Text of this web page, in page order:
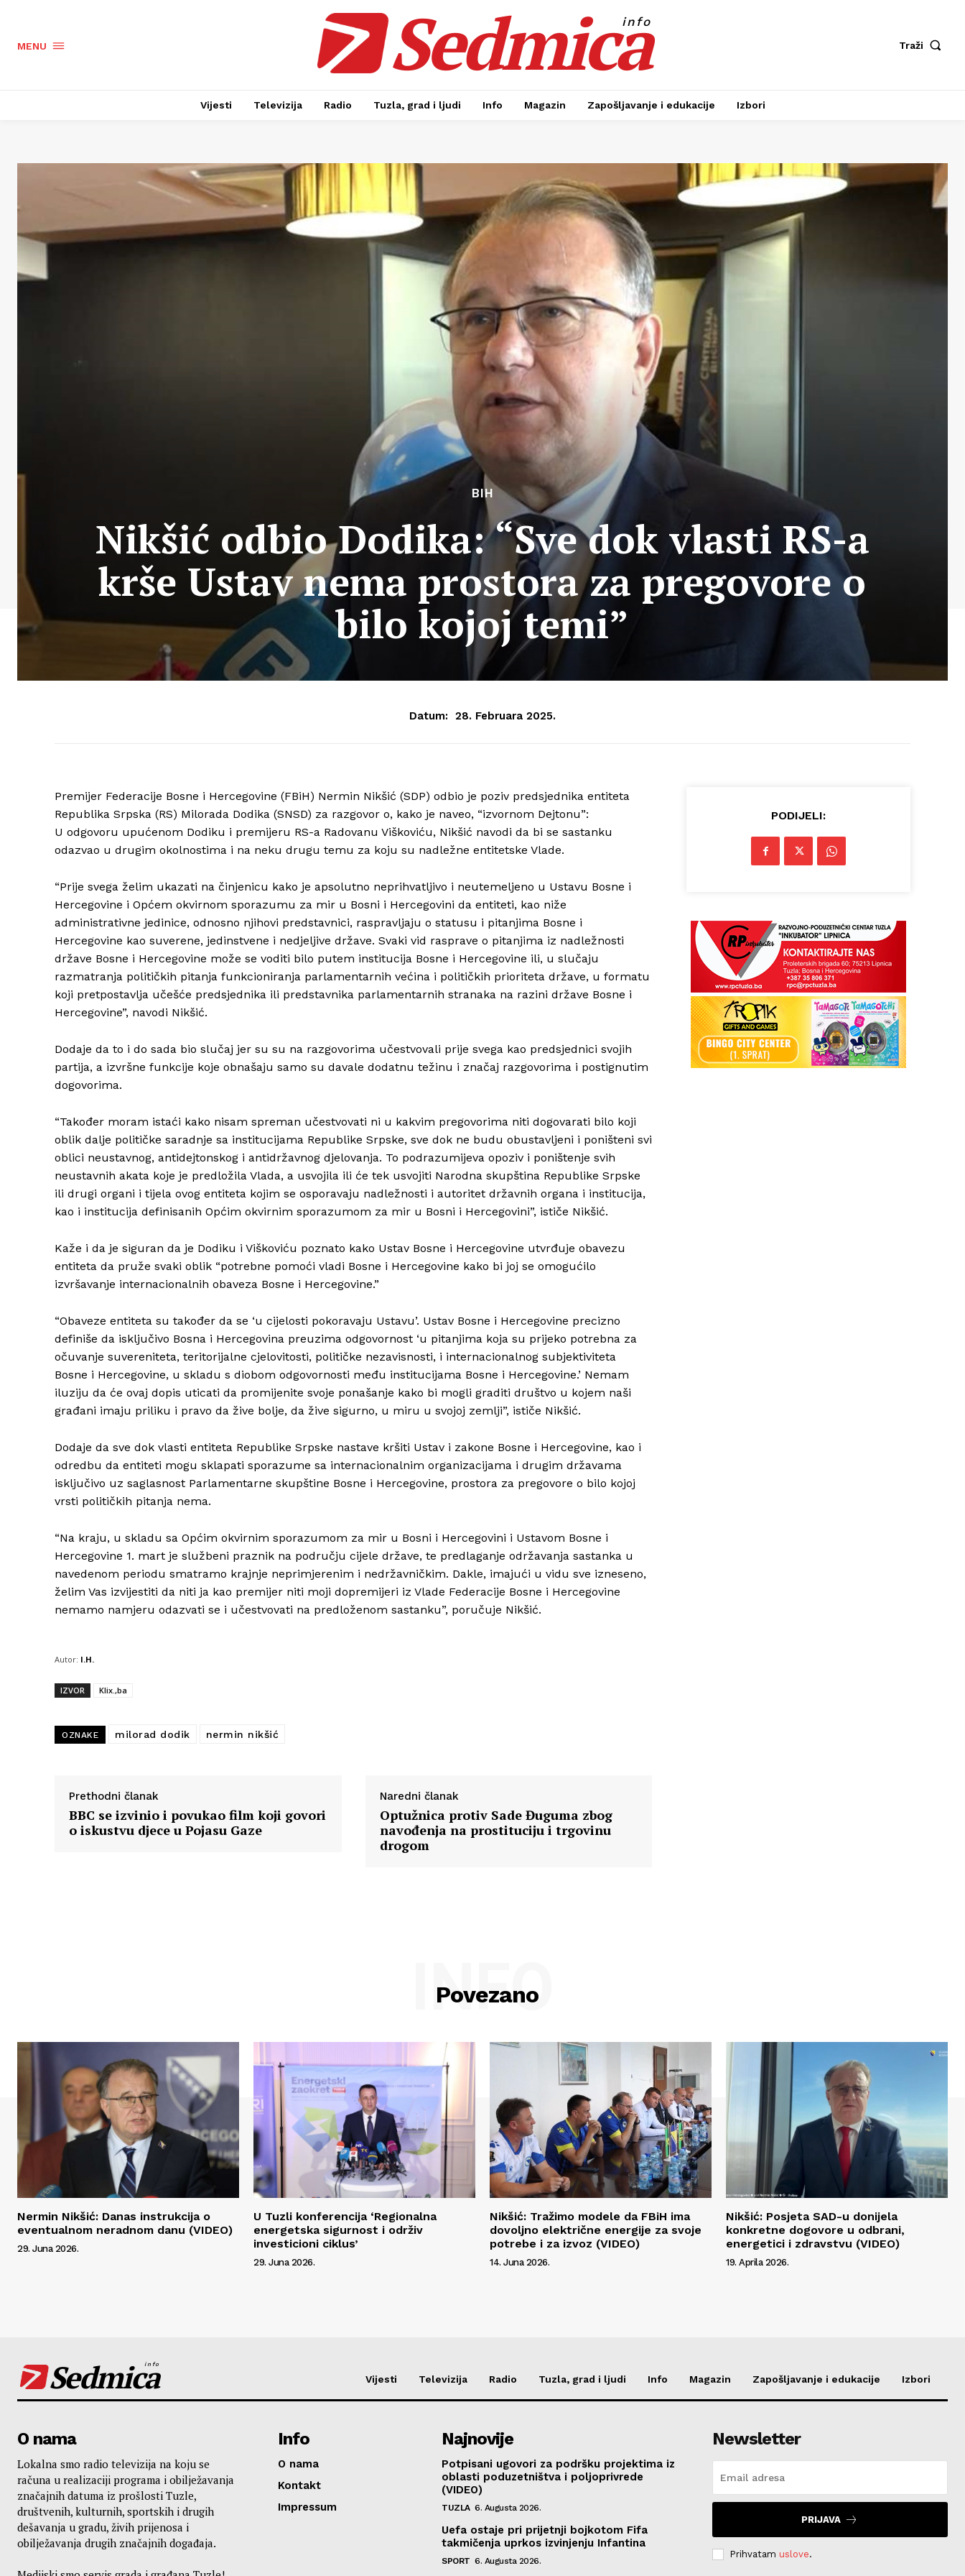
Info
Kontakt
Impressum
MENU Sedmica
info
Traži
Vijesti Televizija Radio Tuzla, grad i ljudi Info Magazin Zapošljavanje i edukacije Izbori
BIH
Nikšić odbio Dodika: “Sve dok vlasti RS-a
krše Ustav nema prostora za pregovore o
bilo kojoj temi”
Datum: 28. Februara 2025.
Premijer Federacije Bosne i Hercegovine (FBiH) Nermin Nikšić (SDP) odbio je poziv predsjednika entiteta
Republika Srpska (RS) Milorada Dodika (SNSD) za razgovor o, kako je naveo, “izvornom Dejtonu”:
U odgovoru upućenom Dodiku i premijeru RS-a Radovanu Viškoviću, Nikšić navodi da bi se sastanku
odazvao u drugim okolnostima i na neku drugu temu za koju su nadležne entitetske Vlade.
“Prije svega želim ukazati na činjenicu kako je apsolutno neprihvatljivo i neutemeljeno u Ustavu Bosne i
Hercegovine i Općem okvirnom sporazumu za mir u Bosni i Hercegovini da entiteti, kao niže
administrativne jedinice, odnosno njihovi predstavnici, raspravljaju o statusu i pitanjima Bosne i
Hercegovine kao suverene, jedinstvene i nedjeljive države. Svaki vid rasprave o pitanjima iz nadležnosti
države Bosne i Hercegovine može se voditi bilo putem institucija Bosne i Hercegovine ili, u slučaju
razmatranja političkih pitanja funkcioniranja parlamentarnih većina i političkih prioriteta države, u formatu
koji pretpostavlja učešće predsjednika ili predstavnika parlamentarnih stranaka na razini države Bosne i
Hercegovine”, navodi Nikšić.
Dodaje da to i do sada bio slučaj jer su su na razgovorima učestvovali prije svega kao predsjednici svojih
partija, a izvršne funkcije koje obnašaju samo su davale dodatnu težinu i značaj razgovorima i postignutim
dogovorima.
“Također moram istaći kako nisam spreman učestvovati ni u kakvim pregovorima niti dogovarati bilo koji
oblik dalje političke saradnje sa institucijama Republike Srpske, sve dok ne budu obustavljeni i poništeni svi
oblici neustavnog, antidejtonskog i antidržavnog djelovanja. To podrazumijeva opoziv i poništenje svih
neustavnih akata koje je predložila Vlada, a usvojila ili će tek usvojiti Narodna skupština Republike Srpske
ili drugi organi i tijela ovog entiteta kojim se osporavaju nadležnosti i autoritet državnih organa i institucija,
kao i institucija definisanih Općim okvirnim sporazumom za mir u Bosni i Hercegovini”, ističe Nikšić.
Kaže i da je siguran da je Dodiku i Viškoviću poznato kako Ustav Bosne i Hercegovine utvrđuje obavezu
entiteta da pruže svaki oblik “potrebne pomoći vladi Bosne i Hercegovine kako bi joj se omogućilo
izvršavanje internacionalnih obaveza Bosne i Hercegovine.”
“Obaveze entiteta su također da se ‘u cijelosti pokoravaju Ustavu’. Ustav Bosne i Hercegovine precizno
definiše da isključivo Bosna i Hercegovina preuzima odgovornost ‘u pitanjima koja su prijeko potrebna za
očuvanje suvereniteta, teritorijalne cjelovitosti, političke nezavisnosti, i internacionalnog subjektiviteta
Bosne i Hercegovine, u skladu s diobom odgovornosti među institucijama Bosne i Hercegovine.’ Nemam
iluziju da će ovaj dopis uticati da promijenite svoje ponašanje kako bi mogli graditi društvo u kojem naši
građani imaju priliku i pravo da žive bolje, da žive sigurno, u miru u svojoj zemlji”, ističe Nikšić.
Dodaje da sve dok vlasti entiteta Republike Srpske nastave kršiti Ustav i zakone Bosne i Hercegovine, kao i
odredbu da entiteti mogu sklapati sporazume sa internacionalnim organizacijama i drugim državama
isključivo uz saglasnost Parlamentarne skupštine Bosne i Hercegovine, prostora za pregovore o bilo kojoj
vrsti političkih pitanja nema.
“Na kraju, u skladu sa Općim okvirnim sporazumom za mir u Bosni i Hercegovini i Ustavom Bosne i
Hercegovine 1. mart je službeni praznik na području cijele države, te predlaganje održavanja sastanka u
navedenom periodu smatramo krajnje neprimjerenim i nedržavničkim. Dakle, imajući u vidu sve izneseno,
želim Vas izvijestiti da niti ja kao premijer niti moji dopremijeri iz Vlade Federacije Bosne i Hercegovine
nemamo namjeru odazvati se i učestvovati na predloženom sastanku”, poručuje Nikšić.
Autor: I.H.
IZVOR Klix.,ba
OZNAKE milorad dodik nermin nikšić
Prethodni članak
BBC se izvinio i povukao film koji govori
o iskustvu djece u Pojasu Gaze
Naredni članak
Optužnica protiv Sade Đuguma zbog
navođenja na prostituciju i trgovinu
drogom
PODIJELI:
Povezano
INFO
Nermin Nikšić: Danas instrukcija o
eventualnom neradnom danu (VIDEO)
29. Juna 2026.
U Tuzli konferencija ‘Regionalna
energetska sigurnost i održiv
investicioni ciklus’
29. Juna 2026.
Nikšić: Tražimo modele da FBiH ima
dovoljno električne energije za svoje
potrebe i za izvoz (VIDEO)
14. Juna 2026.
Nikšić: Posjeta SAD-u donijela
konkretne dogovore u odbrani,
energetici i zdravstvu (VIDEO)
19. Aprila 2026.
Sedmica
info
Vijesti Televizija Radio Tuzla, grad i ljudi Info Magazin Zapošljavanje i edukacije Izbori
O nama
Lokalna smo radio televizija na koju se
računa u realizaciji programa i obilježavanja
značajnih datuma iz prošlosti Tuzle,
društvenih, kulturnih, sportskih i drugih
dešavanja u gradu, živih prijenosa i
obilježavanja drugih značajnih događaja.
Info
O nama
Kontakt
Impressum
Najnovije
Potpisani ugovori za podršku projektima iz
oblasti poduzetništva i poljoprivrede
(VIDEO)
TUZLA 6. Augusta 2026.
Uefa ostaje pri prijetnji bojkotom Fifa
takmičenja uprkos izvinjenju Infantina
SPORT 6. Augusta 2026.
Newsletter
PRIJAVA
Prihvatam uslove.